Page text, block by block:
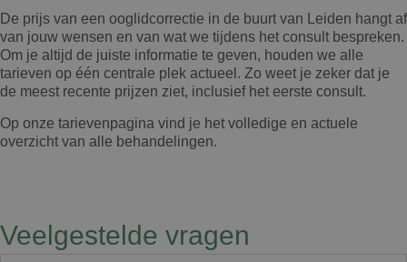
De prijs van een ooglidcorrectie in de buurt van Leiden hangt af
van jouw wensen en van wat we tijdens het consult bespreken.
Om je altijd de juiste informatie te geven, houden we alle
tarieven op één centrale plek actueel. Zo weet je zeker dat je
de meest recente prijzen ziet, inclusief het eerste consult.
Op onze tarievenpagina vind je het volledige en actuele
overzicht van alle behandelingen.
Veelgestelde vragen